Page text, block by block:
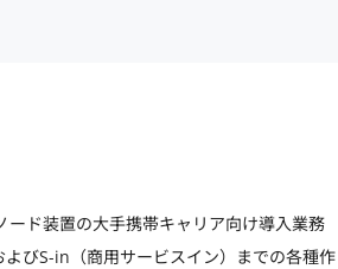
ード装置の大手携帯キャリア向け導入業務
よびS-in（商用サービスイン）までの各種作